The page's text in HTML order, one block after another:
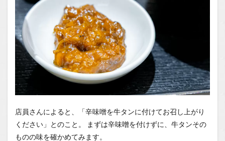
店員さんによると、「辛味噌を牛タンに付けてお召し上がり
ください」とのこと。 まずは辛味噌を付けずに、牛タンその
ものの味を確かめてみます。